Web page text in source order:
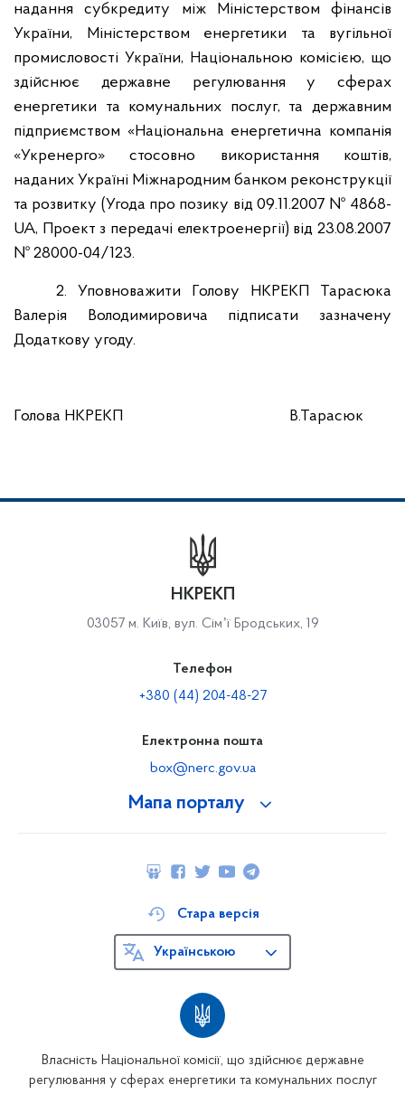
надання субкредиту між Міністерством фінансів
України, Міністерством енергетики та вугільної
промисловості України, Національною комісією, що
здійснює державне регулювання у сферах
енергетики та комунальних послуг, та державним
підприємством «Національна енергетична компанія
«Укренерго» стосовно використання коштів,
наданих Україні Міжнародним банком реконструкції
та розвитку (Угода про позику від 09.11.2007 № 4868-
UA, Проект з передачі електроенергії) від 23.08.2007
№ 28000-04/123.
2. Уповноважити Голову НКРЕКП Тарасюка
Валерія Володимировича підписати зазначену
Додаткову угоду.
Голова НКРЕКП В.Тарасюк
Мапа порталу
НКРЕКП
03057 м. Київ, вул. Сімʼї Бродських, 19
Телефон
+380 (44) 204-48-27
Електронна пошта
box@nerc.gov.ua
Власність Національної комісії, що здійснює державне
регулювання у сферах енергетики та комунальних послуг
Стара версія
Українською